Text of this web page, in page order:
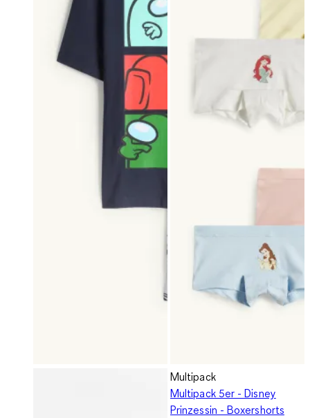
Multipack
Multipack 5er - Disney
Prinzessin - Boxershorts